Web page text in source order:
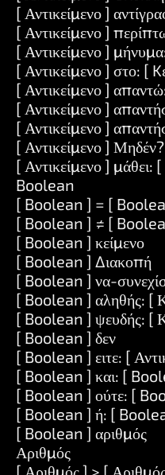
[ Αντικείμενο ]
[ Αντικείμενο ]
[ Αντικείμενο ]
[ Αντικείμενο ] στο: [
[ Αντικείμενο ]
[ Αντικείμενο ]
[ Αντικείμενο ]
[ Αντικείμενο ] Μηδέν?
[ Αντικείμενο ] μάθει:
Boolean
[ Boolean ] = [
[ Boolean ] ≠ [
[ Boolean ] κείμενο
[ Boolean ] Διακοπή
[ Boolean ] να-
[ Boolean ] αληθής: [
[ Boolean ] ψευδής: [
[ Boolean ] δεν
[ Boolean ] ειτε: [
[ Boolean ] και: [
[ Boolean ] ούτε: [
[ Boolean ] ή: [
[ Boolean ] αριθμός
Αριθμός
[ Αριθμός ] > [